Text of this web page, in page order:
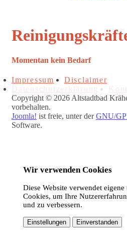
Momentan kein Bedarf
Impressum
Disclaimer
Datenschutzerklärung
Copyright © 2026 Altstadtbad
vorbehalten.
Joomla! ist freie, unter derGNU/
Software.
Wir verwenden Cookies
Diese Website verwendet
Cookies, um Ihre
und zu verbessern.
Einstellungen Einverstanden